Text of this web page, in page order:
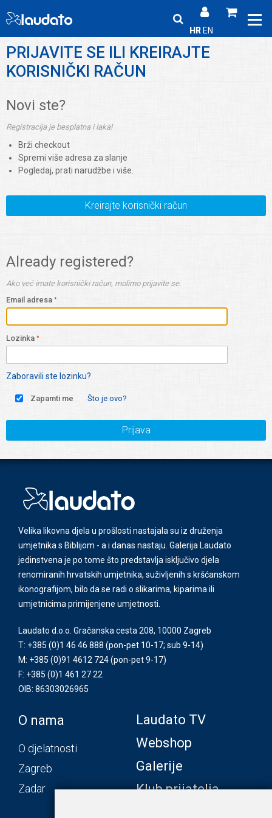
HR EN
PRIJAVITE SE ILI KREIRAJTE
KORISNIČKI RAČUN
Novi ste?
Registracija je besplatna i laka!
Brži checkout
Spremi više adresa za slanje
Pogledaj, prati narudžbe i više.
Kreirajte korisnički račun
Already registered?
Ako već imate korisnički račun, molimo prijavite se.
Email adresa
Lozinka
Zaboravili ste lozinku?
Zapamti me Što je ovo?
Prijava
Velika likovna djela u prošlosti nastajala su iz druženja
umjetnika s Biblijom - a i danas nastaju. Galerija Laudato
jedinstvena je po tome što predstavlja isključivo djela
renomiranih hrvatskih umjetnika, suživljenih s kršćanskom
ikonografijom, bilo da se radi o slikarima, kiparima ili
umjetnicima primijenjene umjetnosti.
Laudato d.o.o. Gračanska cesta 208, 10000 Zagreb
T: +385 (0)1 46 46 888 (pon-pet 10-17; sub 9-14)
M: +385 (0)91 4612 724(pon-pet 9-17)
F: +385 (0)1 461 27 22
OIB: 86303026965
O nama
O djelatnosti
Zagreb
Zadar
Laudato TV
Webshop
Galerije
Klub prijatelja